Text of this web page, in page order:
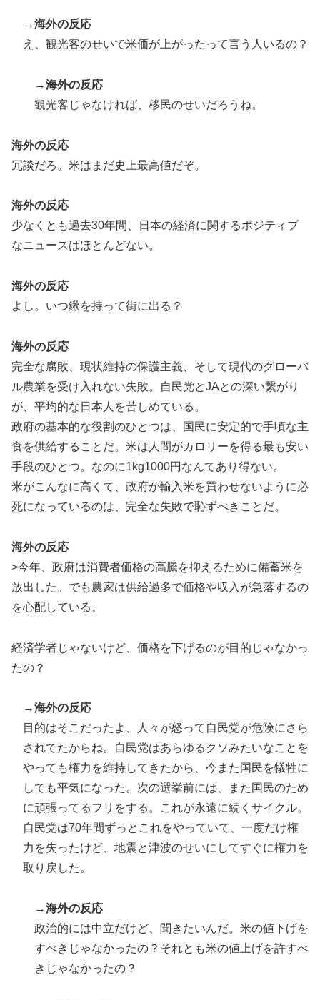
には72本」ナポレオンは1日2本を何に使っていたの
か…
てしまったディズニー信者、帰国後『本家』に失望する
事態に
ｗｗｗ」
→海外の反応
え、観光客のせいで米価が上がったって言う人いるの？
→海外の反応
観光客じゃなければ、移民のせいだろうね。
海外の反応
冗談だろ。米はまだ史上最高値だぞ。
海外の反応
少なくとも過去30年間、日本の経済に関するポジティブ
なニュースはほとんどない。
海外の反応
よし。いつ鍬を持って街に出る？
海外の反応
完全な腐敗、現状維持の保護主義、そして現代のグローバ
ル農業を受け入れない失敗。自民党とJAとの深い繋がり
が、平均的な日本人を苦しめている。
政府の基本的な役割のひとつは、国民に安定的で手頃な主
食を供給することだ。米は人間がカロリーを得る最も安い
手段のひとつ。なのに1kg1000円なんてあり得ない。
米がこんなに高くて、政府が輸入米を買わせないように必
死になっているのは、完全な失敗で恥ずべきことだ。
海外の反応
>今年、政府は消費者価格の高騰を抑えるために備蓄米を
放出した。でも農家は供給過多で価格や収入が急落するの
を心配している。
経済学者じゃないけど、価格を下げるのが目的じゃなかっ
たの？
→海外の反応
目的はそこだったよ、人々が怒って自民党が危険にさら
されてたからね。自民党はあらゆるクソみたいなことを
やっても権力を維持してきたから、今また国民を犠牲に
しても平気になった。次の選挙前には、また国民のため
に頑張ってるフリをする。これが永遠に続くサイクル。
自民党は70年間ずっとこれをやっていて、一度だけ権
力を失ったけど、地震と津波のせいにしてすぐに権力を
取り戻した。
→海外の反応
政治的には中立だけど、聞きたいんだ。米の値下げを
すべきじゃなかったの？それとも米の値上げを許すべ
きじゃなかったの？